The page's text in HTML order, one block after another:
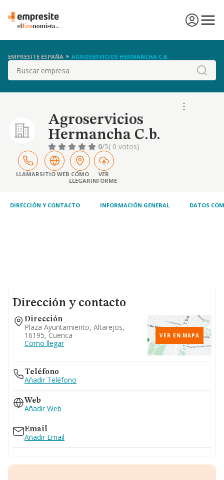
EMPRESITE ESPAÑA AGROSERVICIOS HERMANCHA C.B.
Buscar
Agroservicios
Hermancha C.b.
0/5( 0 votos)
LLAMARSITIO WEB CÓMO
LLEGAR
VER
INFORME
DIRECCIÓN Y CONTACTO INFORMACIÓN GENERAL DATOS
Dirección y contacto
Dirección
Plaza Ayuntamiento, Altarejos,
16195, Cuenca
Como llegar
VER EN MAPA
Teléfono
Añadir Teléfono
Web
Añadir Web
Email
Añadir Email